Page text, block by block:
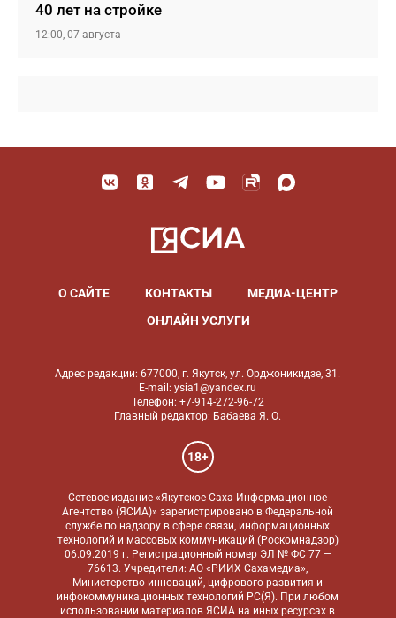
40 лет на стройке
12:00, 07 августа
О САЙТЕ КОНТАКТЫ
МЕДИА-ЦЕНТР
ОНЛАЙН УСЛУГИ
Адрес редакции: 677000, г. Якутск, ул. Орджоникидзе, 31.
E-mail: ysia1@yandex.ru
Телефон: +7-914-272-96-72
Главный редактор: Бабаева Я. О.
18+
Сетевое издание «Якутское-Саха Информационное
Агентство (ЯСИА)» зарегистрировано в Федеральной
службе по надзору в сфере связи, информационных
технологий и массовых коммуникаций (Роскомнадзор)
06.09.2019 г. Регистрационный номер ЭЛ № ФС 77 —
76613. Учредители: АО «РИИХ Сахамедиа»,
Министерство инноваций, цифрового развития и
инфокоммуникационных технологий РС(Я). При любом
использовании материалов ЯСИА на иных ресурсах в